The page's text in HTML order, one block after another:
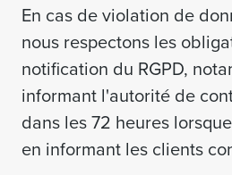
En cas de violation de
nous respectons les
notification du RGPD,
informant l'autorité de
dans les 72 heures
en informant les clients